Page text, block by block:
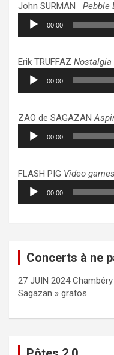
John SURMAN Pebble
Lecteur
audio
00:00
Erik TRUFFAZ Nostalgia
Lecteur
audio
00:00
ZAO de SAGAZAN
Lecteur
audio
00:00
FLASH PIG Video
Lecteur
audio
00:00
Concerts à ne
27 JUIN 2024
Sagazan » gratos